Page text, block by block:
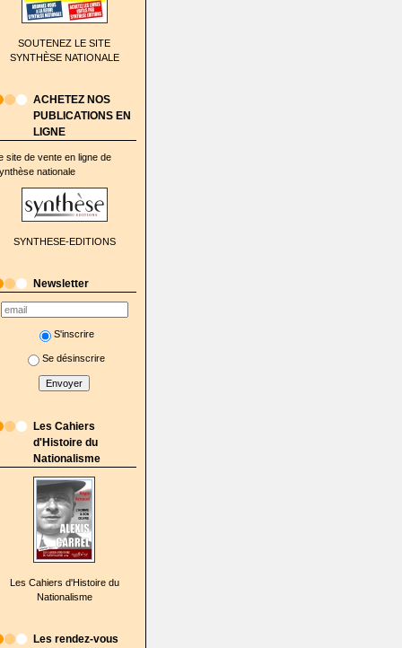
SOUTENEZ LE SITE
SYNTHÈSE NATIONALE
ACHETEZ NOS
PUBLICATIONS EN
LIGNE
site de vente en ligne de
nationale
SYNTHESE-EDITIONS
Newsletter
S'inscrire
Se désinscrire
Les Cahiers
d'Histoire du
Nationalisme
Les Cahiers d'Histoire du
Nationalisme
Les rendez-vous